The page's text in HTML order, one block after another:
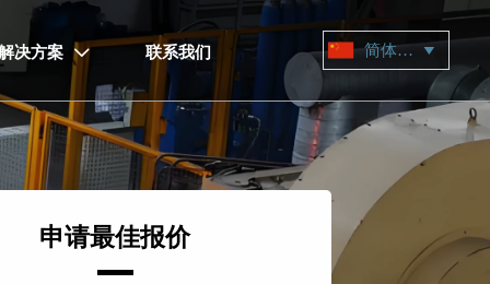
决方案  联系我们 简体中文 
申请最佳报价